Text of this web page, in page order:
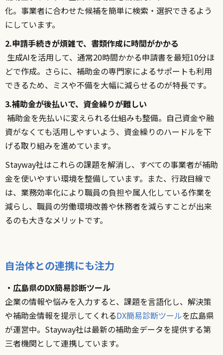
化。事業者に合わせた候補を簡単に検索・選択できるよう
にしています。
2.申請手続きが煩雑で、書類作成に時間がかかる
生成AIを活用して、通常20時間かかる申請書を最短10分ほ
どで作成。さらに、補助金の専門家によるサポートも利用
できるため、ミスや不備を大幅に減らせるのが特長です。
3.補助金が後払いで、資金繰りが難しい
補助金を先払いに変えられる仕組みも整備。自己資金や融
資がなくても活用しやすいよう、資金繰りのハードルを下
げる取り組みを進めています。
Stayway社はこれらの課題を解消し、すべての事業者が補助
金を使いやすい環境を整備しています。また、行政目線で
は、業務効率化により職員の負担や属人化している作業を
減らし、職員の労働環境改善や休務者を減らすことが出来
るのも大きなメリットです。
自治体との連携にも注力
・広島県のDX簡易診断ツール
企業の情報や悩みを入力すると、課題を言語化し、解決策
や補助金情報を提示してくれるDX簡易診断ツールを広島県
が運営中。Stayway社は最新の補助金データを提供する第
三者機関として連携しています。